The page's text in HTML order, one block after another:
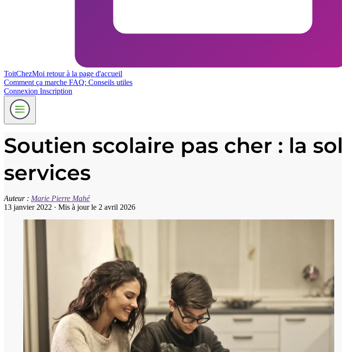
ToitChezMoi retour à la page d'accueil
Comment ça marche FAQ: Conseils utiles
Connexion Inscription
Soutien scolaire pas cher : la
services
Auteur : Marie Pierre Mahé
13 janvier 2022 · Mis à jour le 2 avril 2026